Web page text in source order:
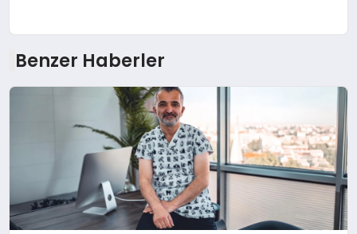
Benzer Haberler